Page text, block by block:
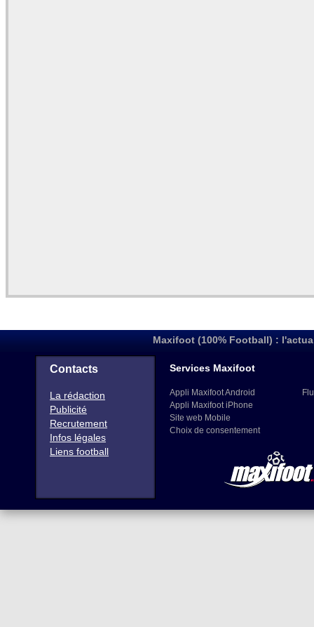
Maxifoot (100% Football) :
Contacts
La rédaction
Publicité
Recrutement
Infos légales
Liens football
Services Maxifoot
Appli Maxifoot Android
Appli Maxifoot iPhone
Site web Mobile
Choix de consentement